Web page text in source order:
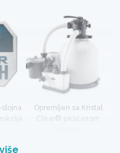
Opremljen sa Kristal
Clear® peščanom